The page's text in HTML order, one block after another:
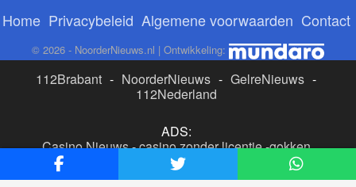
Home Privacybeleid Algemene voorwaarden Contact
© 2026 - NoorderNieuws.nl | Ontwikkeling:
112Brabant - NoorderNieuws - GelreNieuws -
112Nederland
ADS:
Casino Nieuws-casino zonder licentie-gokken
buitenlandse site
beste online casino nederland